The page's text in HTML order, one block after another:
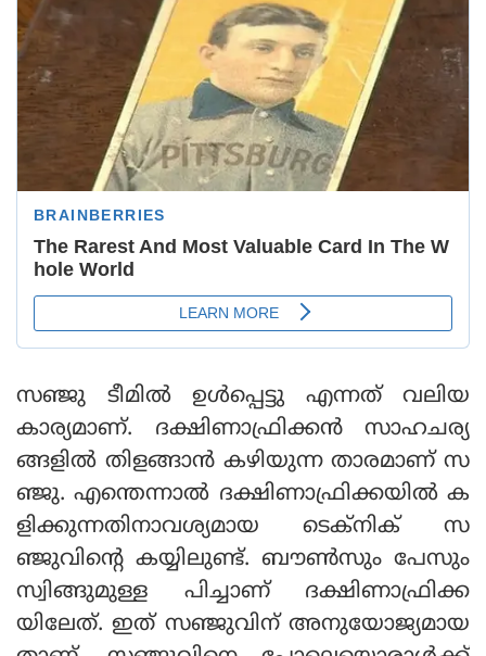
സഞ്ജു ടീമില്‍ ഉള്‍പ്പെട്ടു എന്നത് വലിയ
കാര്യമാണ്. ദക്ഷിണാഫ്രിക്കന്‍ സാഹചര്യ
ങ്ങളില്‍ തിളങ്ങാന്‍ കഴിയുന്ന താരമാണ് സ
ഞ്ജു. എന്തെന്നാല്‍ ദക്ഷിണാഫ്രിക്കയില്‍ ക
ളിക്കുന്നതിനാവശ്യമായ ടെക്‌നിക് സ
ഞ്ജുവിന്റെ കയ്യിലുണ്ട്. ബൗണ്‍സും പേസും
സ്വിങ്ങുമുള്ള പിച്ചാണ് ദക്ഷിണാഫ്രിക്ക
യിലേത്. ഇത് സഞ്ജുവിന് അനുയോജ്യമായ